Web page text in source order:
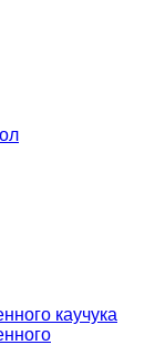
каучука